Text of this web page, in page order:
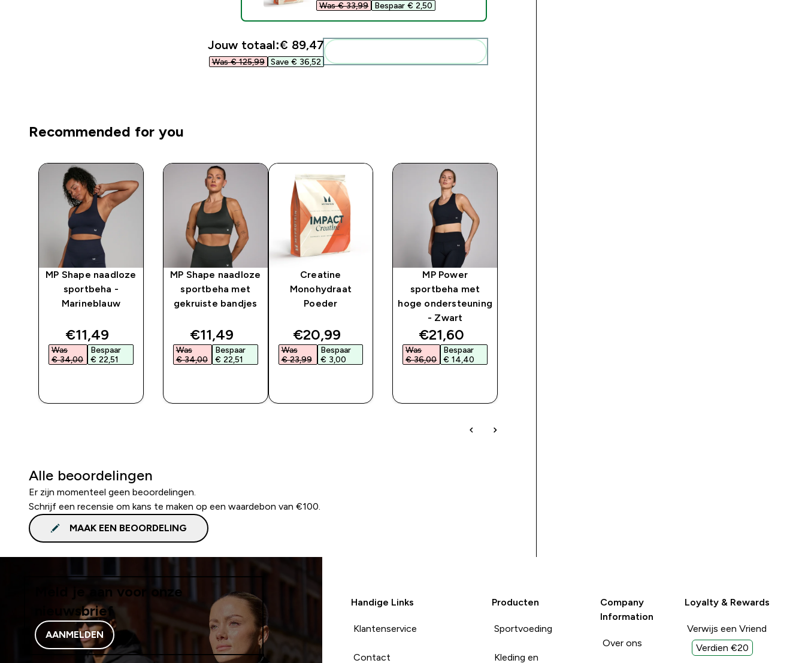
Was € 33,99‎ Bespaar € 2,50‎
Jouw totaal:€ 89,47‎
Was € 125,99‎ Save € 36,52‎
Recommended for you
MP Shape naadloze
sportbeha -
Marineblauw
discounted price
€11,49‎
Was
€ 34,00‎
Bespaar
€ 22,51‎
MP Shape naadloze
sportbeha met
gekruiste bandjes
discounted price
€11,49‎
Was
€ 34,00‎
Bespaar
€ 22,51‎
Creatine
Monohydraat
Poeder
discounted price
€20,99‎
Was
€ 23,99‎
Bespaar
€ 3,00‎
MP Power
sportbeha met
hoge ondersteuning
- Zwart
discounted price
€21,60‎
Was
€ 36,00‎
Bespaar
€ 14,40‎
Alle beoordelingen
Er zijn momenteel geen beoordelingen.
Schrijf een recensie om kans te maken op een waardebon van €100.
MAAK EEN BEOORDELING
Meld je aan voor onze
nieuwsbrief
AANMELDEN
Handige Links
Klantenservice
Contact
Producten
Sportvoeding
Kleding en
Company
Information
Over ons
Loyalty & Rewards
Verwijs een Vriend
Verdien €20